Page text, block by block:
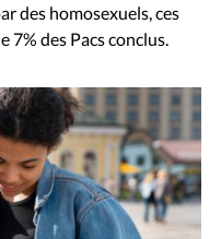
des homosexuels, ces
des Pacs conclus.